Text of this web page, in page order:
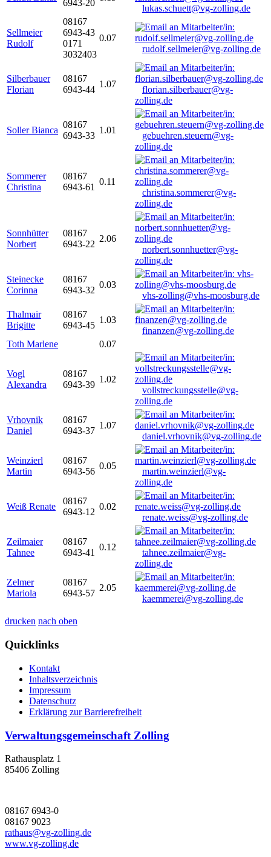
6943-20
lukas.schuett@vg-zolling.de
Sellmeier
Rudolf
08167
6943-43
0171
3032403
0.07
rudolf.sellmeier@vg-zolling.de
Silberbauer
Florian
08167
6943-44
1.07
florian.silberbauer@vg-
zolling.de
Soller Bianca
08167
6943-33
1.01
gebuehren.steuern@vg-
zolling.de
Sommerer
Christina
08167
6943-61
0.11
christina.sommerer@vg-
zolling.de
Sonnhütter
Norbert
08167
6943-22
2.06
norbert.sonnhuetter@vg-
zolling.de
Steinecke
Corinna
08167
6943-32
0.03
vhs-zolling@vhs-moosburg.de
Thalmair
Brigitte
08167
6943-45
1.03
finanzen@vg-zolling.de
Toth Marlene
0.07
Vogl
Alexandra
08167
6943-39
1.02
vollstreckungsstelle@vg-
zolling.de
Vrhovnik
Daniel
08167
6943-37
1.07
daniel.vrhovnik@vg-zolling.de
Weinzierl
Martin
08167
6943-56
0.05
martin.weinzierl@vg-
zolling.de
Weiß Renate
08167
6943-12
0.02
renate.weiss@vg-zolling.de
Zeilmaier
Tahnee
08167
6943-41
0.12
tahnee.zeilmaier@vg-
zolling.de
Zelmer
Mariola
08167
6943-57
2.05
kaemmerei@vg-zolling.de
drucken nach oben
Quicklinks
Kontakt
Inhaltsverzeichnis
Impressum
Datenschutz
Erklärung zur Barrierefreiheit
Verwaltungsgemeinschaft Zolling
Rathausplatz 1
85406 Zolling
08167 6943-0
08167 9023
rathaus@vg-zolling.de
www.vg-zolling.de